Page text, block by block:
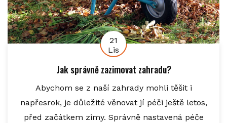
21
Lis
Jak správně zazimovat zahradu?
Abychom se z naší zahrady mohli těšit i
napřesrok, je důležité věnovat jí péči ještě letos,
před začátkem zimy. Správně nastavená péče